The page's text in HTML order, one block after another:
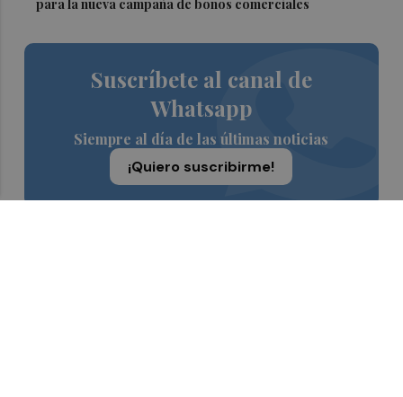
para la nueva campaña de bonos comerciales
Suscríbete al canal de
Whatsapp
Siempre al día de las últimas noticias
¡Quiero suscribirme!